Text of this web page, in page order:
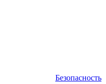
Безопасность